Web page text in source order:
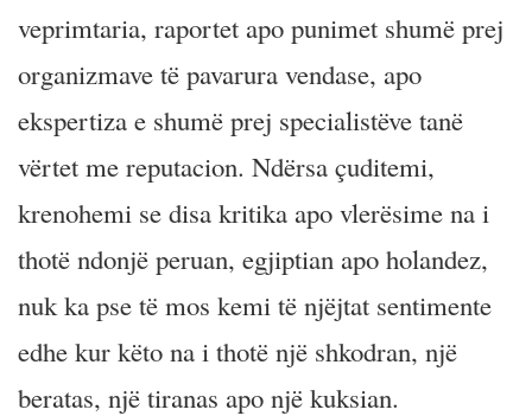
veprimtaria, raportet apo punimet shumë prej
organizmave të pavarura vendase, apo
ekspertiza e shumë prej specialistëve tanë
vërtet me reputacion. Ndërsa çuditemi,
krenohemi se disa kritika apo vlerësime na i
thotë ndonjë peruan, egjiptian apo holandez,
nuk ka pse të mos kemi të njëjtat sentimente
edhe kur këto na i thotë një shkodran, një
beratas, një tiranas apo një kuksian.